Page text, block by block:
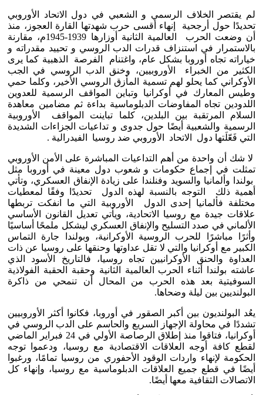
لم يقتصر الخلاف الرسمي و الشعبي في دول الاتحاد الأوروبي
تحديدًا حول أرجحية إنهاء أقسى حرب شهدتها القارة العجوز، منذ
أن وضعت الحرب العالمية الثانية أوزارها 1939-1945م، مقارنة
بالاستمرار في استنزاف قدرات الدب الروسي و تحييد مقدراته و
خياراته تجاه أوروبا بشكل عام، واغتنام الفرصة الذهبية كما يرى
الكثير من الخبراء الأوروبيين، وخنق الدب الروسي في الجب
الأوكراني كما يحلو لهم تسمية المأزق الروسي الأخير، وكلما حمي
وطيس المعارك في أوكرانيا وتباين المواقف الرسمية للعدوين
اللدودين تجاه المفاوضات الدبلوماسية بداءة ثم مضامين معاهدة
السلام المرتقبة بين البلدين، كلما تباينت المواقف الأوروبية
الرسمية والشعبية أيضًا حول جدوى و تداعيات الجزاءات الشديدة
التي فَعّلَتها دول الاتحاد الأوروبي ضد روسيا الفيدرالية .
لا شك أن واحدة من أهم التداعيات المباشرة على الأمن الأوروبي
تمثلت في إجماع حكومات و شعوب دول معينة في أوروبا مثل
بولندا وألمانيا والسويد وفنلندا على زيادة الإنفاق العسكري، وتأتي
أهمية ذلك التوجه بالنسبة لهذه الدول تحديدًا وفقًا لمعطيات
مختلفة فألمانيا إحدى الدول الأوروبية التي ما انفكت تربطها
علاقات جيدة مع روسيا الاتحادية، ويأتي تعديل القانون الأساسي
الألماني في صدد التسليح والإنفاق العسكري ليشكل ملمحًا أساسيًا
وأثرًا مباشرًا للحرب الروسية الأوكرانية، وبولندا جارة التماس
الكبير مع أوكرانيا والتي لا تقل عداوتها وحنقها على روسيا عن ذات
العداوة والحنق الأوكرانيين تجاه روسيا، فالتاريخ الأسود الذي
عاشته بولندا أثناء الحرب العالمية الثانية وحقبة الحقبة الفولاذية
السوفيتية بعد هذه الحرب من المحال أن تنمحي من ذاكرة
البولنديين بين ليلة وضحاها.
يعُد البولنديون بين أكبر الصقور في أوروبا، فكانوا أكثر الأوروبيين
تشددًا في محاولة الإجهاز السريع والحاسم على الدب الروسي في
أوكرانيا، فتاقوا منذ إطلاق الرصاصة الأولي في 24 فبراير الماضي
لقطع كافة أوجه العلاقات الاقتصادية مع روسيا، ودعموا توجه
الحكومة لإنهاء واردات الوقود الأحفوري من روسيا تمامًا، ورغبوا
أيضًا في قطع جميع العلاقات الدبلوماسية مع روسيا، وإنهاء كل
الاتصالات الثقافية معها أيضًا.